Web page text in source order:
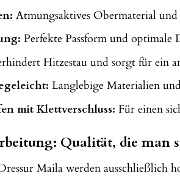
Atmungsaktives Obermaterial
Perfekte Passform und optimale
Hitzestau und sorgt für ein
Langlebige Materialien
mit Klettverschluss: Für einen
Qualität, die man
Maila werden